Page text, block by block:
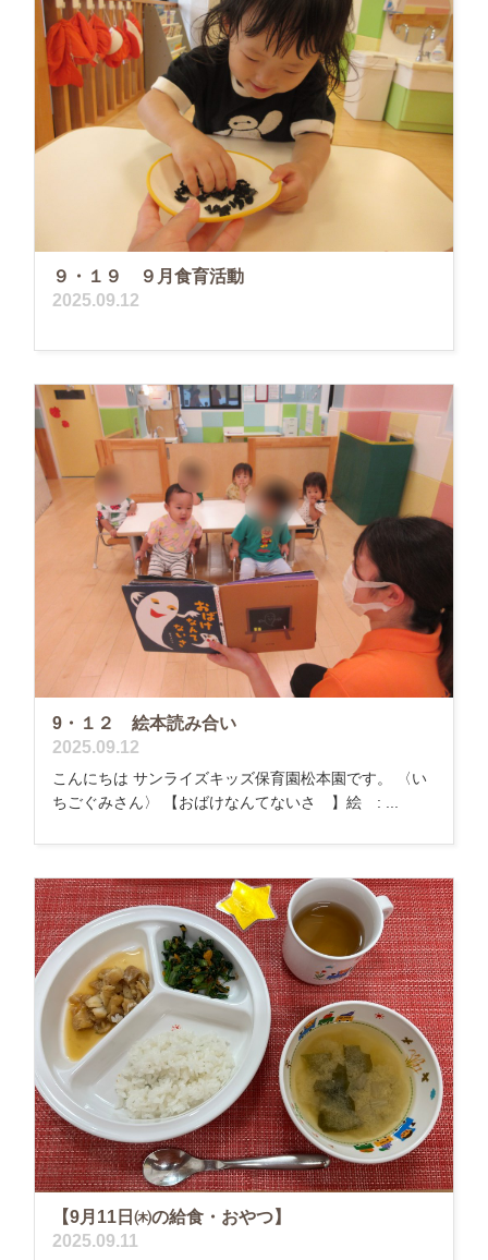
９・１９ ９月食育活動
2025.09.12
9・１２ 絵本読み合い
2025.09.12
こんにちは サンライズキッズ保育園松本園です。 〈い
ちごぐみさん〉 【おばけなんてないさ 】絵 : ...
【9月11日㈭の給食・おやつ】
2025.09.11